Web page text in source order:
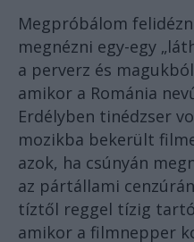
Megpróbálom
megnézni egy-egy
a perverz és
amikor a Románia
Erdélyben tinédzser
mozikba bekerült
azok, ha csúnyán
az pártállami
tíztől reggel tízig
amikor a filmnepper